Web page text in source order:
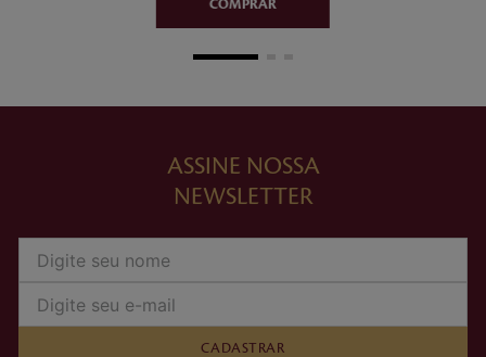
ASSINE NOSSA
NEWSLETTER
CADASTRAR